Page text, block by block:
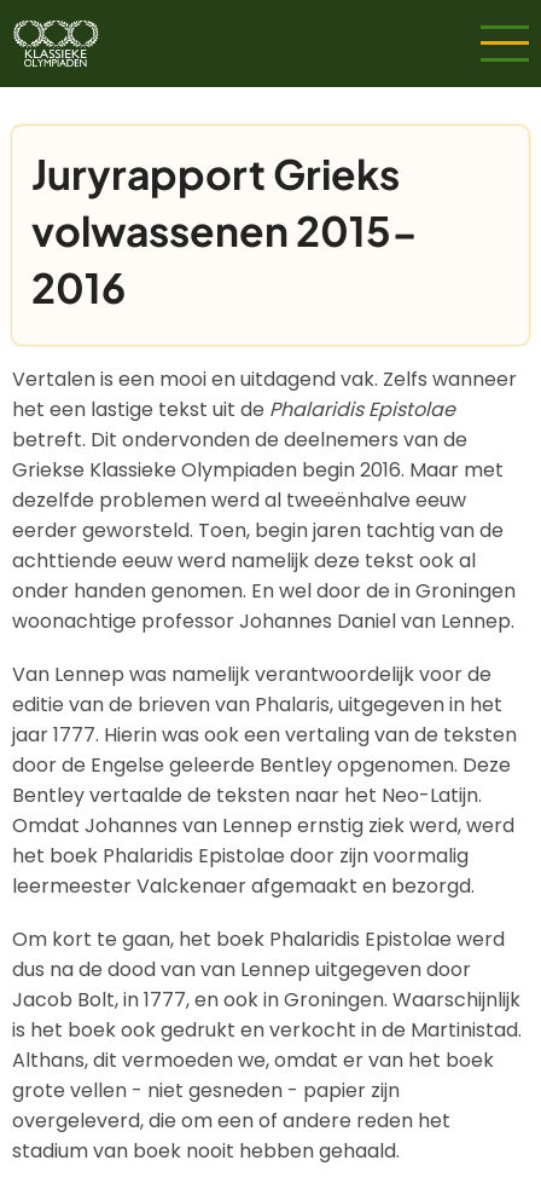
Overslaan
en
naar
inhoud
gaanJuryrapport Grieks
volwassenen 2015-
2016
Vertalen is een mooi en uitdagend vak. Zelfs wanneer
het een lastige tekst uit de Phalaridis Epistolae
betreft. Dit ondervonden de deelnemers van de
Griekse Klassieke Olympiaden begin 2016. Maar met
dezelfde problemen werd al tweeënhalve eeuw
eerder geworsteld. Toen, begin jaren tachtig van de
achttiende eeuw werd namelijk deze tekst ook al
onder handen genomen. En wel door de in Groningen
woonachtige professor Johannes Daniel van Lennep.
Van Lennep was namelijk verantwoordelijk voor de
editie van de brieven van Phalaris, uitgegeven in het
jaar 1777. Hierin was ook een vertaling van de teksten
door de Engelse geleerde Bentley opgenomen. Deze
Bentley vertaalde de teksten naar het Neo-Latijn.
Omdat Johannes van Lennep ernstig ziek werd, werd
het boek Phalaridis Epistolae door zijn voormalig
leermeester Valckenaer afgemaakt en bezorgd.
Om kort te gaan, het boek Phalaridis Epistolae werd
dus na de dood van van Lennep uitgegeven door
Jacob Bolt, in 1777, en ook in Groningen. Waarschijnlijk
is het boek ook gedrukt en verkocht in de Martinistad.
Althans, dit vermoeden we, omdat er van het boek
grote vellen - niet gesneden - papier zijn
overgeleverd, die om een of andere reden het
stadium van boek nooit hebben gehaald.